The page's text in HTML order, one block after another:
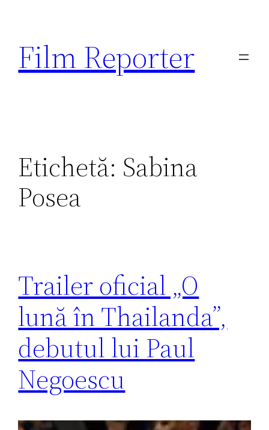
conținut
Film Reporter
Etichetă: Sabina
Posea
Trailer oficial „O
lună în Thailanda”,
debutul lui Paul
Negoescu